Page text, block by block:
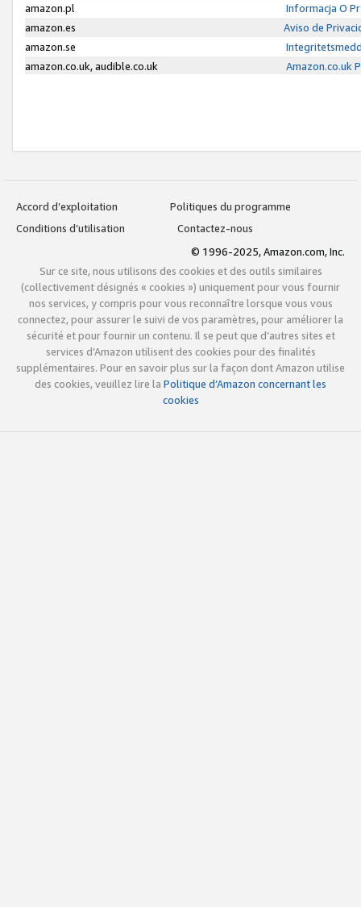
amazon.pl
Informacja O
amazon.es
Aviso de
amazon.se
amazon.co.uk, audible.co.uk
Amazon.co.uk
Accord d’exploitation
Politiques du programme
Conditions d’utilisation
Contactez-nous
© 1996-2025, Amazon.com, Inc.
Sur ce site, nous utilisons des cookies et des outils similaires
(collectivement désignés « cookies ») uniquement pour vous fournir
nos services, y compris pour vous reconnaître lorsque vous vous
connectez, pour assurer le suivi de vos paramètres, pour améliorer la
sécurité et pour fournir un contenu. Il se peut que d’autres sites et
services d’Amazon utilisent des cookies pour des finalités
supplémentaires. Pour en savoir plus sur la façon dont Amazon utilise
des cookies, veuillez lire la Politique d’Amazon concernant les
cookies